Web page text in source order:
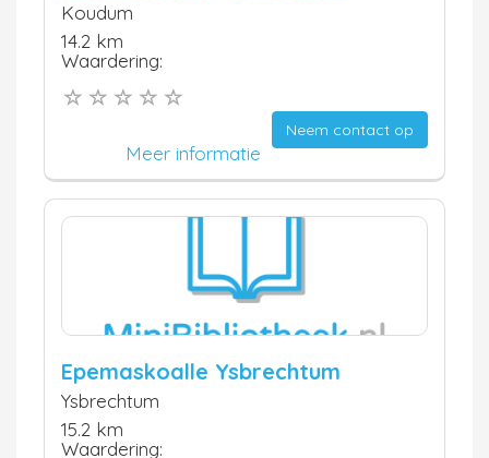
Koudum
14.2 km
Waardering:
Neem contact op
Meer informatie
Epemaskoalle Ysbrechtum
Ysbrechtum
15.2 km
Waardering: